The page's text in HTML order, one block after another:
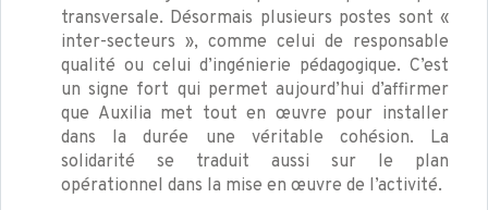
transversale. Désormais plusieurs postes sont «
inter-secteurs », comme celui de responsable
qualité ou celui d’ingénierie pédagogique. C’est
un signe fort qui permet aujourd’hui d’affirmer
que Auxilia met tout en œuvre pour installer
dans la durée une véritable cohésion. La
solidarité se traduit aussi sur le plan
opérationnel dans la mise en œuvre de l’activité.